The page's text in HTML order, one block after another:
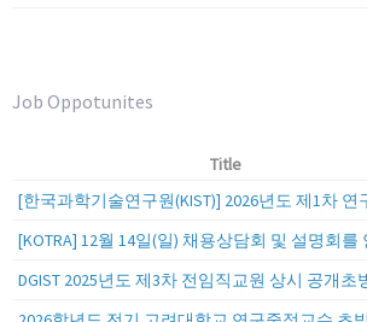
Job Oppotunites
Title
[KOTRA] 12월 14일(일) 채용상담회 및 설명회를
DGIST 2025년도 제3차 전임직교원 상시 공개초